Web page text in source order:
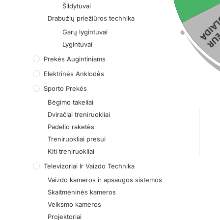
Šildytuvai
Drabužių priežiūros technika
Garų lygintuvai
Lygintuvai
Prekės Augintiniams
Elektrinės Anklodės
Sporto Prekės
Bėgimo takeliai
Dviračiai treniruokliai
Padelio raketės
Treniruokliai presui
Kiti treniruokliai
Televizoriai Ir Vaizdo Technika
Vaizdo kameros ir apsaugos sistemos
Skaitmeninės kameros
Veiksmo kameros
Projektoriai